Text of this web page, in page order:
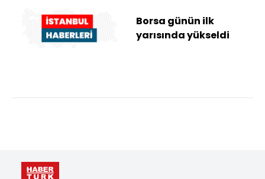
Borsa günün ilk
yarısında yükseldi